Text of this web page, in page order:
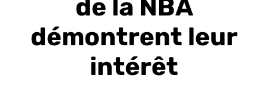
de la NBA
démontrent leur
intérêt